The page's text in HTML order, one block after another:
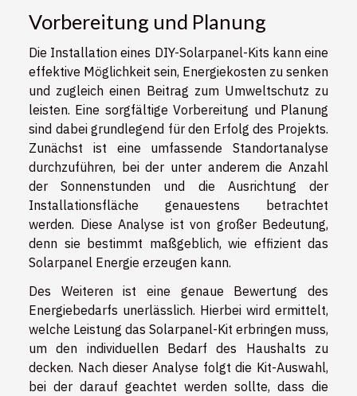
Vorbereitung und Planung
Die Installation eines DIY-Solarpanel-Kits kann eine
effektive Möglichkeit sein, Energiekosten zu senken
und zugleich einen Beitrag zum Umweltschutz zu
leisten. Eine sorgfältige Vorbereitung und Planung
sind dabei grundlegend für den Erfolg des Projekts.
Zunächst ist eine umfassende Standortanalyse
durchzuführen, bei der unter anderem die Anzahl
der Sonnenstunden und die Ausrichtung der
Installationsfläche genauestens betrachtet
werden. Diese Analyse ist von großer Bedeutung,
denn sie bestimmt maßgeblich, wie effizient das
Solarpanel Energie erzeugen kann.
Des Weiteren ist eine genaue Bewertung des
Energiebedarfs unerlässlich. Hierbei wird ermittelt,
welche Leistung das Solarpanel-Kit erbringen muss,
um den individuellen Bedarf des Haushalts zu
decken. Nach dieser Analyse folgt die Kit-Auswahl,
bei der darauf geachtet werden sollte, dass die